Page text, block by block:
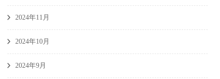
2024年11月
2024年10月
2024年9月